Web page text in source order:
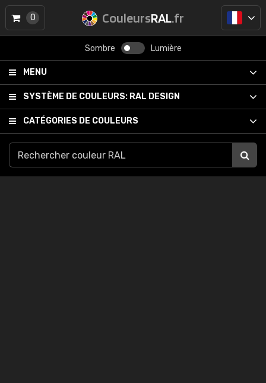
CouleursRAL.fr
Sombre Lumière
MENU
SYSTÈME DE COULEURS: RAL DESIGN
CATÉGORIES DE COULEURS
0